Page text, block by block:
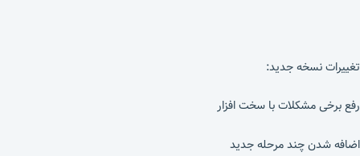
تغییرات نسخه جدید:
رفع برخی مشکلات با سخت افزار
اضافه شدن چند مرحله جدید